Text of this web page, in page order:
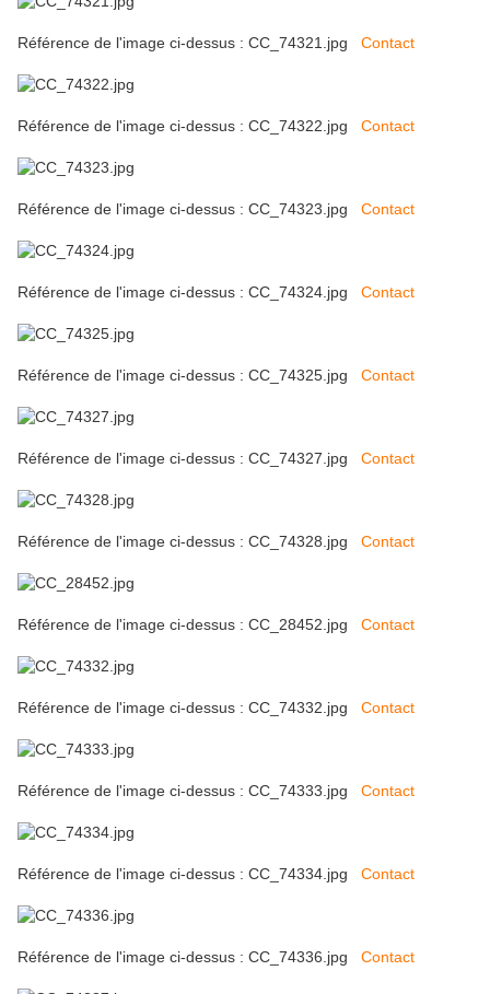
Référence de l'image ci-dessus : CC_74321.jpg Contact
Référence de l'image ci-dessus : CC_74322.jpg Contact
Référence de l'image ci-dessus : CC_74323.jpg Contact
Référence de l'image ci-dessus : CC_74324.jpg Contact
Référence de l'image ci-dessus : CC_74325.jpg Contact
Référence de l'image ci-dessus : CC_74327.jpg Contact
Référence de l'image ci-dessus : CC_74328.jpg Contact
Référence de l'image ci-dessus : CC_28452.jpg Contact
Référence de l'image ci-dessus : CC_74332.jpg Contact
Référence de l'image ci-dessus : CC_74333.jpg Contact
Référence de l'image ci-dessus : CC_74334.jpg Contact
Référence de l'image ci-dessus : CC_74336.jpg Contact